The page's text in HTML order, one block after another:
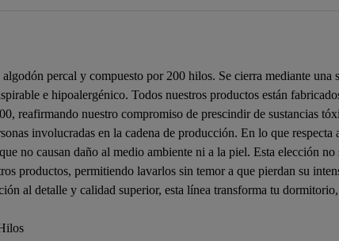
percal y compuesto por 200 hilos. Se cierra mediante
e hipoalergénico. Todos nuestros productos están
reafirmando nuestro compromiso de prescindir de sustancias
involucradas en la cadena de producción. En lo que
no causan daño al medio ambiente ni a la piel. Esta elección
productos, permitiendo lavarlos sin temor a que pierdan su
al detalle y calidad superior, esta línea transforma tu